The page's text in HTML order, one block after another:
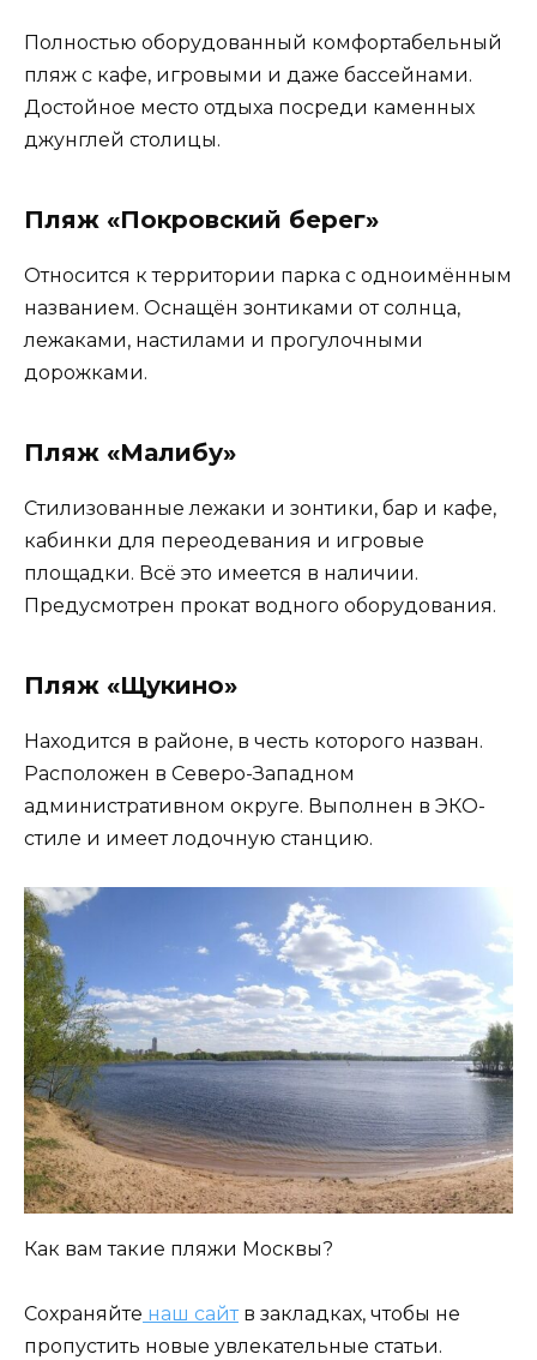
Полностью оборудованный комфортабельный
пляж с кафе, игровыми и даже бассейнами.
Достойное место отдыха посреди каменных
джунглей столицы.
Пляж «Покровский берег»
Относится к территории парка с одноимённым
названием. Оснащён зонтиками от солнца,
лежаками, настилами и прогулочными
дорожками.
Пляж «Малибу»
Стилизованные лежаки и зонтики, бар и кафе,
кабинки для переодевания и игровые
площадки. Всё это имеется в наличии.
Предусмотрен прокат водного оборудования.
Пляж «Щукино»
Находится в районе, в честь которого назван.
Расположен в Северо-Западном
административном округе. Выполнен в ЭКО-
стиле и имеет лодочную станцию.
Как вам такие пляжи Москвы?
Сохраняйте наш сайтв закладках, чтобы не
пропустить новые увлекательные статьи.